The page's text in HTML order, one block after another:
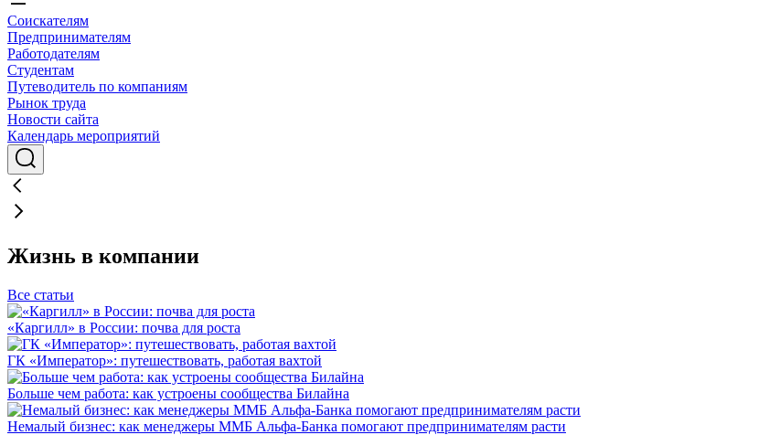
Соискателям
Предпринимателям
Работодателям
Студентам
Путеводитель по компаниям
Рынок труда
Новости сайта
Календарь мероприятий
Жизнь в компании
Все статьи
«Каргилл» в России: почва для роста
ГК «Император»: путешествовать, работая вахтой
Больше чем работа: как устроены сообщества Билайна
Немалый бизнес: как менеджеры ММБ Альфа-Банка помогают предпринимателям расти